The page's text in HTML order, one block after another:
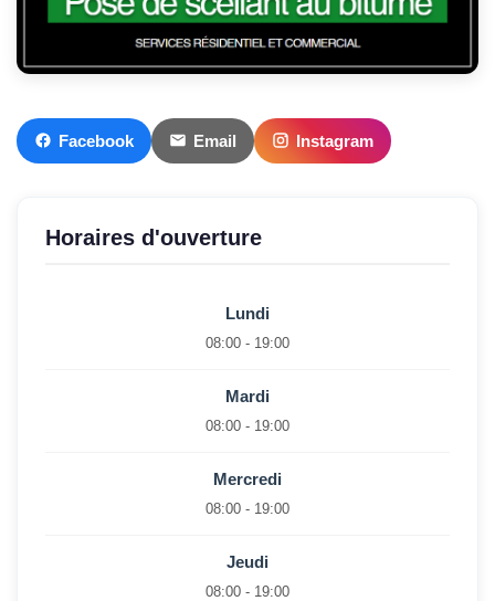
Facebook Email Instagram
Horaires d'ouverture
Lundi
08:00 - 19:00
Mardi
08:00 - 19:00
Mercredi
08:00 - 19:00
Jeudi
08:00 - 19:00